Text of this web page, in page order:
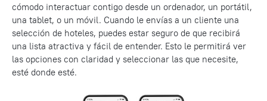
cómodo interactuar contigo desde un ordenador, un portátil,
una tablet, o un móvil. Cuando le envías a un cliente una
selección de hoteles, puedes estar seguro de que recibirá
una lista atractiva y fácil de entender. Esto le permitirá ver
las opciones con claridad y seleccionar las que necesite,
esté donde esté.